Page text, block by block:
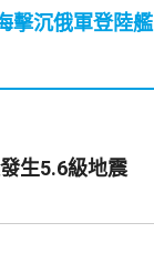
擊沉俄軍登陸艦
生5.6級地震